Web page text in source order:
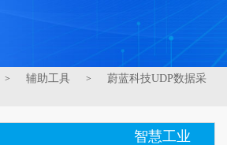
> 辅助工具 >
蔚蓝科技UDP数据采
智慧工业